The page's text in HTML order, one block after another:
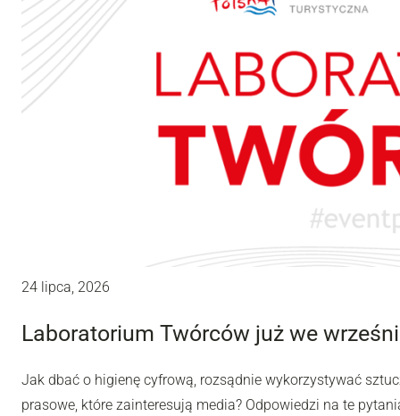
24 lipca, 2026
Laboratorium Twórców już we
Jak dbać o higienę cyfrową, rozsądnie wykorzystywać
prasowe, które zainteresują media? Odpowiedzi na te